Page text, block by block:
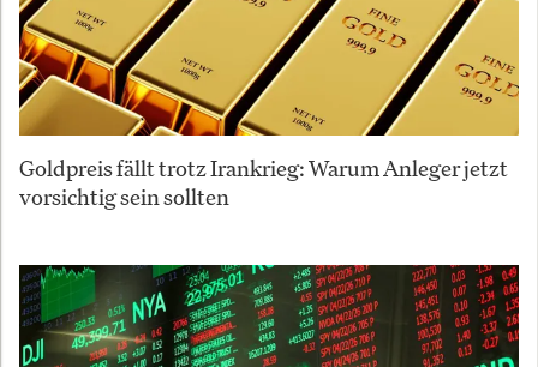
Goldpreis fällt trotz Irankrieg: Warum Anleger jetzt
vorsichtig sein sollten